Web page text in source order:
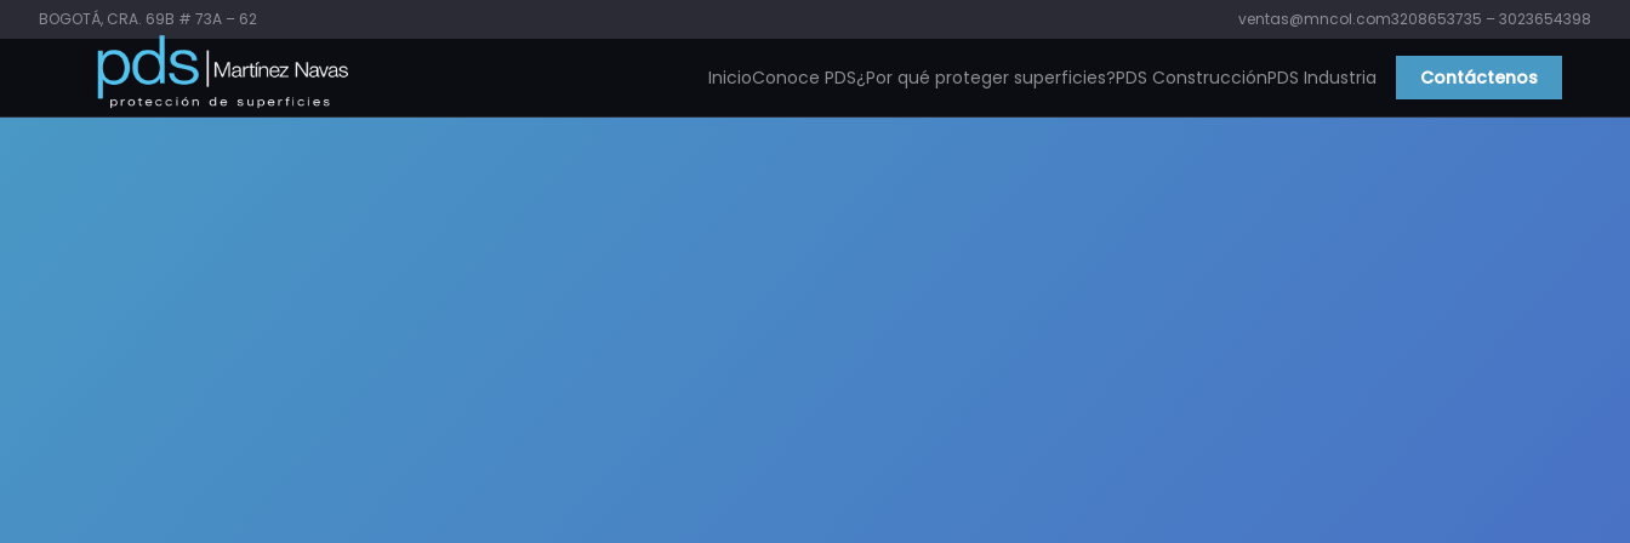
BOGOTÁ, CRA. 69B # 73A – 62 ventas@mncol.com3208653735 – 3023654398
InicioConoce PDS¿Por qué proteger superficies?PDS ConstrucciónPDS Industria Contáctenos